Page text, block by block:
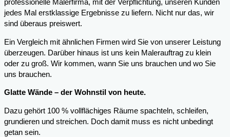
professionelle Malerfirma, mit der Verpflichtung, unseren Kunden
jedes Mal erstklassige Ergebnisse zu liefern. Nicht nur das, wir
sind überaus preiswert.
Ein Vergleich mit ähnlichen Firmen wird Sie von unserer Leistung
überzeugen. Darüber hinaus ist uns kein Malerauftrag zu klein
oder zu groß. Wir kommen, wann Sie uns brauchen und wo Sie
uns brauchen.
Glatte Wände – der Wohnstil von heute.
Dazu gehört 100 % vollflächiges Räume spachteln, schleifen,
grundieren und streichen. Doch damit muss es nicht unbedingt
getan sein.